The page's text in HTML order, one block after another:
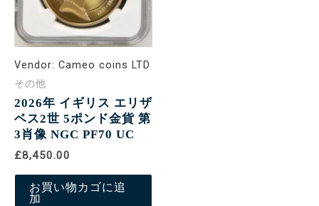
Vendor: Cameo coins LTD
その他
2026年 イギリス エリザ
ベス2世 5ポンド金貨 第
3肖像 NGC PF70 UC
£8,450.00
お買い物カゴに追
加